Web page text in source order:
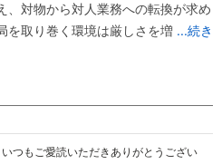
、対物から対人業務への転換が求め
を取り巻く環境は厳しさを増 ...続き
つもご愛読いただきありがとうござい